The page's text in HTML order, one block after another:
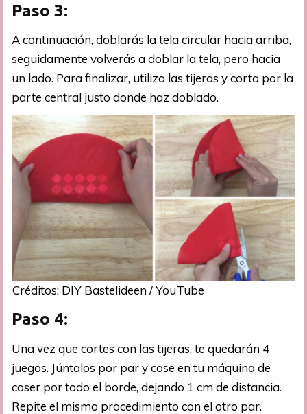
Paso 3:
A continuación, doblarás la tela circular hacia arriba,
seguidamente volverás a doblar la tela, pero hacia
un lado. Para finalizar, utiliza las tijeras y corta por la
parte central justo donde haz doblado.
Créditos: DIY Bastelideen / YouTube
Paso 4:
Una vez que cortes con las tijeras, te quedarán 4
juegos. Júntalos por par y cose en tu máquina de
coser por todo el borde, dejando 1 cm de distancia.
Repite el mismo procedimiento con el otro par.